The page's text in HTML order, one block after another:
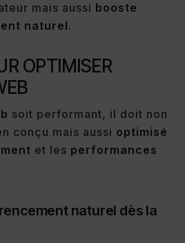
mais aussi booste
naturel.
OPTIMISER
soit performant, il doit non
conçu mais aussi optimisé
et les performances
naturel dès la